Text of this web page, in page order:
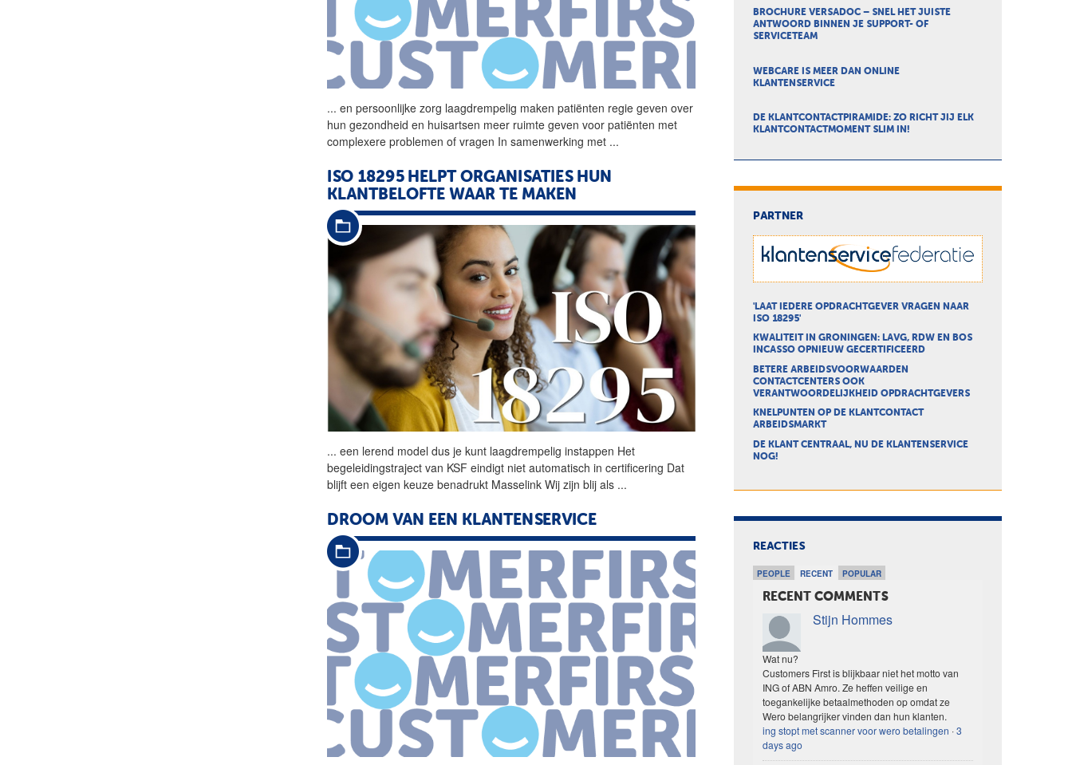
... en persoonlijke zorg laagdrempelig maken patiënten regie geven over
hun gezondheid en huisartsen meer ruimte geven voor patiënten met
complexere problemen of vragen In samenwerking met ...
ISO 18295 HELPT ORGANISATIES HUN
KLANTBELOFTE WAAR TE MAKEN
... een lerend model dus je kunt laagdrempelig instappen Het
begeleidingstraject van KSF eindigt niet automatisch in certificering Dat
blijft een eigen keuze benadrukt Masselink Wij zijn blij als ...
DROOM VAN EEN KLANTENSERVICE
BROCHURE VERSADOC – SNEL HET JUISTE
ANTWOORD BINNEN JE SUPPORT- OF
SERVICETEAM
WEBCARE IS MEER DAN ONLINE
KLANTENSERVICE
DE KLANTCONTACTPIRAMIDE: ZO RICHT JIJ ELK
KLANTCONTACTMOMENT SLIM IN!
PARTNER
'LAAT IEDERE OPDRACHTGEVER VRAGEN NAAR
ISO 18295'
KWALITEIT IN GRONINGEN: LAVG, RDW EN BOS
INCASSO OPNIEUW GECERTIFICEERD
BETERE ARBEIDSVOORWAARDEN
CONTACTCENTERS OOK
VERANTWOORDELIJKHEID OPDRACHTGEVERS
KNELPUNTEN OP DE KLANTCONTACT
ARBEIDSMARKT
DE KLANT CENTRAAL, NU DE KLANTENSERVICE
NOG!
REACTIES
PEOPLE RECENT POPULAR
RECENT COMMENTS
Stijn Hommes
Wat nu?
Customers First is blijkbaar niet het motto van
ING of ABN Amro. Ze heffen veilige en
toegankelijke betaalmethoden op omdat ze
Wero belangrijker vinden dan hun klanten.
ing stopt met scanner voor wero betalingen ·3
days ago